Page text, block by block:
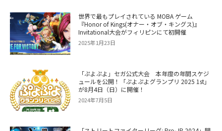
世界で最もプレイされている MOBA ゲーム
『Honor of Kings(オナー・オブ・キングス)』
Invitational大会がフィリピンにて初開催
2025年1月23日
「ぷよぷよ」セガ公式大会 本年度の年間スケジ
ュールを公開！「ぷよぷよグランプリ 2025 1st」
が8月4日（日）に開催！
2024年7月5日